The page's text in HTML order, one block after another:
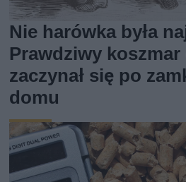
Nie harówka była
Prawdziwy koszmar
zaczynał się po
domu